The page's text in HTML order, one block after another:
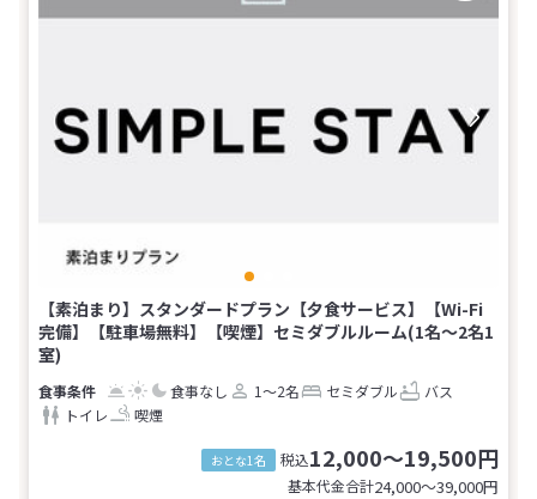
【素泊まり】スタンダードプラン【夕食サービス】【Wi-Fi
完備】【駐車場無料】【喫煙】セミダブルルーム(1名～2名1
室)
食事なし 1～2名 セミダブル
バス
トイレ
喫煙
おとな1名 税込12,000～19,500円
基本代金合計24,000〜39,000円